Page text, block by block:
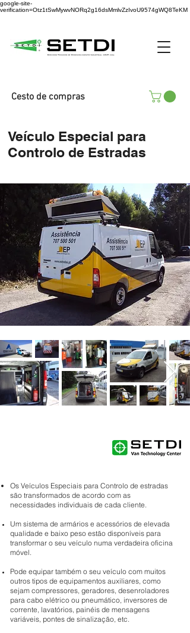
google-site-
verification=Otz1tSwMywvNORq2g16dsMmlvZzIvoU9574gWQ8TeKM
Cesto de compras
Veículo Especial para
Controlo de Estradas
Os Veículos Especiais para Controlo de estradas
são transformados de acordo com as
necessidades individuais de cada cliente.
Um sistema de armários e acessórios de elevada
qualidade e baixo peso estão disponíveis para
transformar o seu veículo numa verdadeira oficina
móvel.
Pode equipar também o seu veículo com muitos
outros tipos de equipamentos auxiliares, como
sejam compressores, geradores, desenroladores
para cabo elétrico ou pneumático, inversores de
corrente, lavatórios, painéis de mensagens
variáveis, pontes de sinalização, etc.